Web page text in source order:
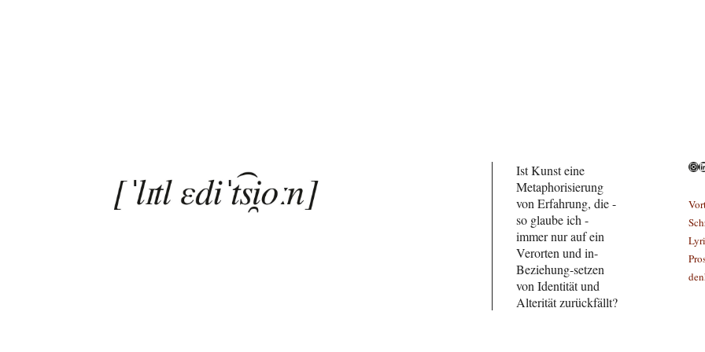
Ist Kunst eine
Metaphorisierung
von Erfahrung, die -
so glaube ich -
immer nur auf ein
Verorten und in-
Beziehung-setzen
von Identität und
Alterität zurückfällt?